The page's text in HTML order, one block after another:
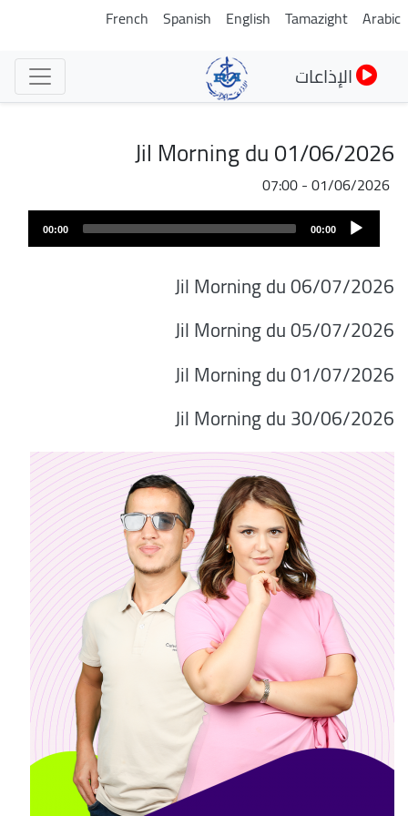
تجاوز
Arabic
Tamazight
English
Spanish
French
الإذاعات
Jil Morning du 01/06/2026
01/06/2026 - 07:00
Audio
Player
00:00
00:00
Jil Morning du 06/07/2026
Jil Morning du 05/07/2026
Jil Morning du 01/07/2026
06/2026/Jil Morning du 30